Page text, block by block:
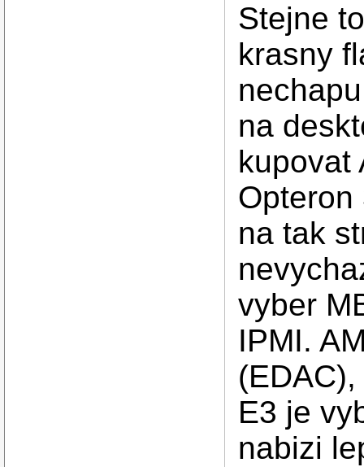
Stejne
krasny
na
kupovat
Opteron
na tak
vyber
IPMI.
E3 je
nabizi